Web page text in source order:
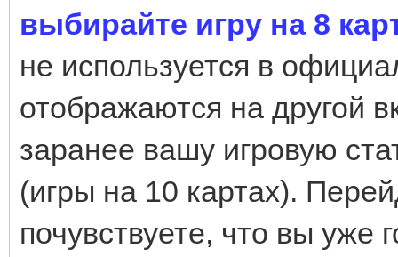
выбирайте игру на 8
не используется в
отображаются на другой
заранее вашу игровую
(игры на 10 картах).
почувствуете, что вы уже